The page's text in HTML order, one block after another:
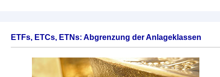
ETFs, ETCs, ETNs: Abgrenzung der Anlageklassen